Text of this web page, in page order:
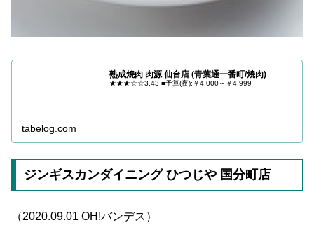
熟成焼肉 肉源 仙台店 (青葉通一番町/焼肉)
★★★☆☆3.43 ■予算(夜):￥4,000～￥4,999
tabelog.com
ジンギスカンダイニング ひつじや 国分町店
（2020.09.01 OH!バンデス）